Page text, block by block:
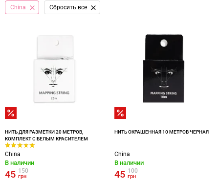
China Сбросить все
НИТЬ ДЛЯ РАЗМЕТКИ 20 МЕТРОВ,
КОМПЛЕКТ С БЕЛЫМ КРАСИТЕЛЕМ
China
В наличии
45 150
грн
НИТЬ ОКРАШЕННАЯ 10 МЕТРОВ ЧЕРНАЯ
China
В наличии
45 100
грн